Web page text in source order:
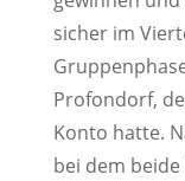
sicher im
Profondorf,
Konto hatte.
bei dem